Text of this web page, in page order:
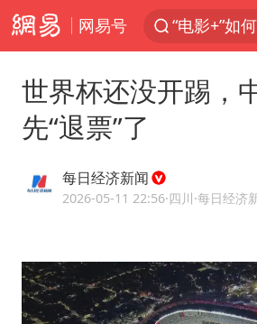
网易号
世界杯还没开踢，
先“退票”了
每日经济新闻
2026-05-11 22:56·四川